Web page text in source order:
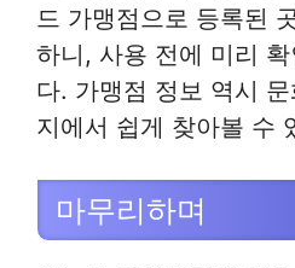
드 가맹점으로 등록된
하니, 사용 전에 미리
다. 가맹점 정보 역시
지에서 쉽게 찾아볼 수
마무리하며